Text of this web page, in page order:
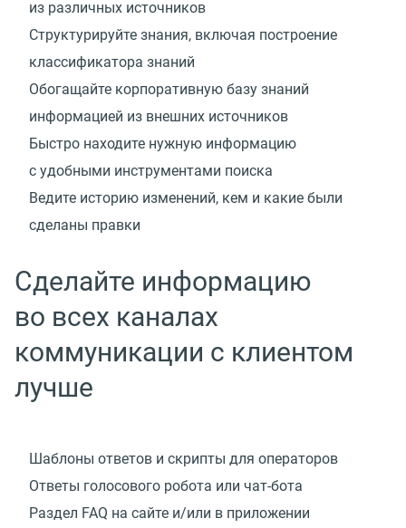
из различных источников
Структурируйте знания, включая построение
классификатора знаний
Обогащайте корпоративную базу знаний
информацией из внешних источников
Быстро находите нужную информацию
с удобными инструментами поиска
Ведите историю изменений, кем и какие были
сделаны правки
Сделайте информацию
во всех каналах
коммуникации с клиентом
лучше
Шаблоны ответов и скрипты для операторов
Ответы голосового робота или чат-бота
Раздел FAQ на сайте и/или в приложении